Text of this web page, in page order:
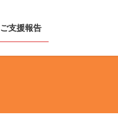
ご支援報告